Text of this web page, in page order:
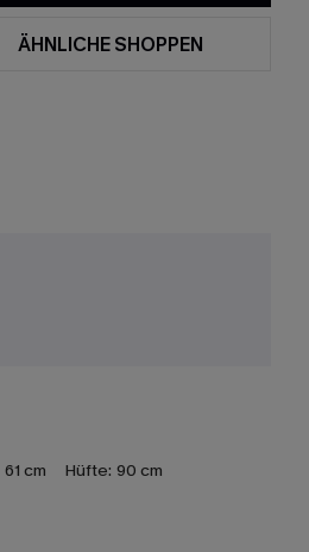
ÄHNLICHE SHOPPEN
61 cm Hüfte: 90 cm